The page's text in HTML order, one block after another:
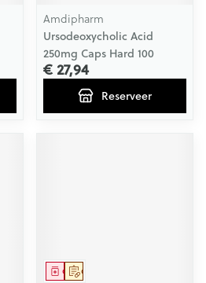
Amdipharm
Ursodeoxycholic Acid
250mg Caps Hard 100
€ 27,94
Reserveer
Op voorschrift
Geneesmiddel